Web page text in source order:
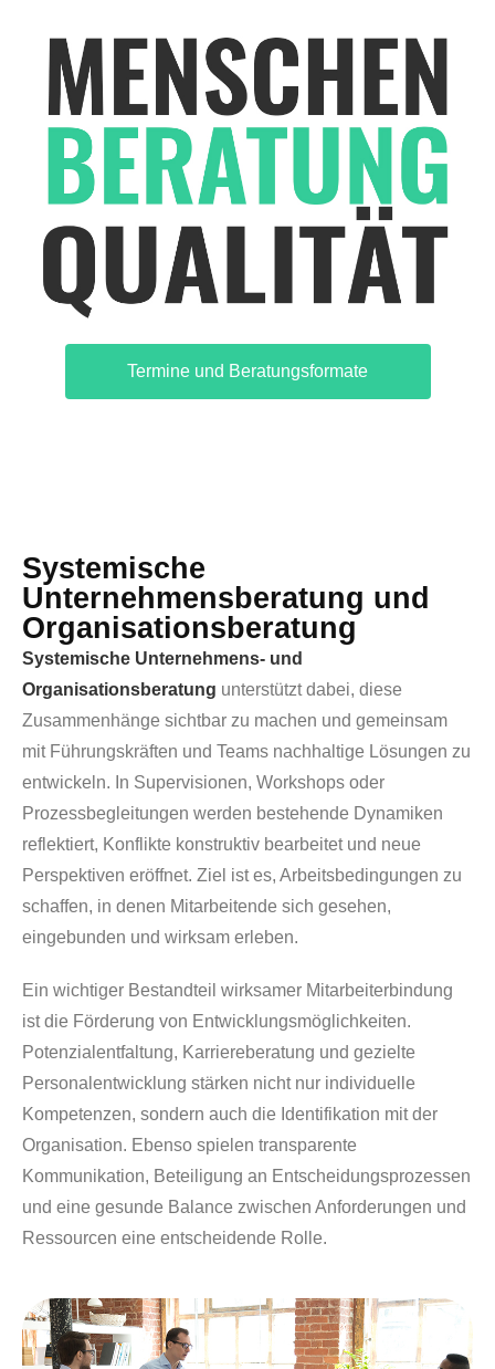
Termine und Beratungsformate
Systemische
Unternehmensberatung und
Organisationsberatung
Systemische Unternehmens- und
Organisationsberatung unterstützt dabei, diese
Zusammenhänge sichtbar zu machen und gemeinsam
mit Führungskräften und Teams nachhaltige Lösungen zu
entwickeln. In Supervisionen, Workshops oder
Prozessbegleitungen werden bestehende Dynamiken
reflektiert, Konflikte konstruktiv bearbeitet und neue
Perspektiven eröffnet. Ziel ist es, Arbeitsbedingungen zu
schaffen, in denen Mitarbeitende sich gesehen,
eingebunden und wirksam erleben.
Ein wichtiger Bestandteil wirksamer Mitarbeiterbindung
ist die Förderung von Entwicklungsmöglichkeiten.
Potenzialentfaltung, Karriereberatung und gezielte
Personalentwicklung stärken nicht nur individuelle
Kompetenzen, sondern auch die Identifikation mit der
Organisation. Ebenso spielen transparente
Kommunikation, Beteiligung an Entscheidungsprozessen
und eine gesunde Balance zwischen Anforderungen und
Ressourcen eine entscheidende Rolle.